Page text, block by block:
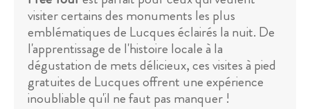
visiter certains des monuments les plus
emblématiques de Lucques éclairés la nuit. De
l'apprentissage de l'histoire locale à la
dégustation de mets délicieux, ces visites à pied
gratuites de Lucques offrent une expérience
inoubliable qu'il ne faut pas manquer !